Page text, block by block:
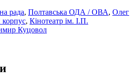
рада, Полтавська ОДА / ОВА, Олег
корпус, Кінотеатр ім. І.П.
Куцовол